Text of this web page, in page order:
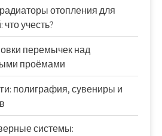
отопления для
учесть?
перемычек над
проёмами
полиграфия, сувениры и
системы: